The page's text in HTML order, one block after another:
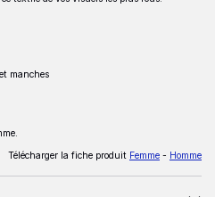
manches
Télécharger la fiche produit Femme - Homme